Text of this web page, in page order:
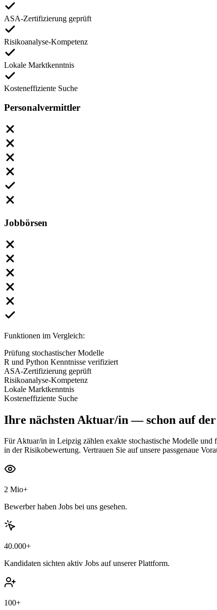
ASA-Zertifizierung geprüft
Risikoanalyse-Kompetenz
Lokale Marktkenntnis
Kosteneffiziente Suche
Personalvermittler
Jobbörsen
Funktionen im Vergleich:
Prüfung stochastischer Modelle
R und Python Kenntnisse verifiziert
ASA-Zertifizierung geprüft
Risikoanalyse-Kompetenz
Lokale Marktkenntnis
Kosteneffiziente Suche
Ihre nächsten Aktuar/in — schon auf
Für Aktuar/in in Leipzig zählen exakte stochastische Modelle
in der Risikobewertung. Vertrauen Sie auf unsere passgenaue
2 Mio+
Bewerber haben Jobs bei uns gesehen.
40.000+
Kandidaten sichten aktiv Jobs auf unserer Plattform.
100+